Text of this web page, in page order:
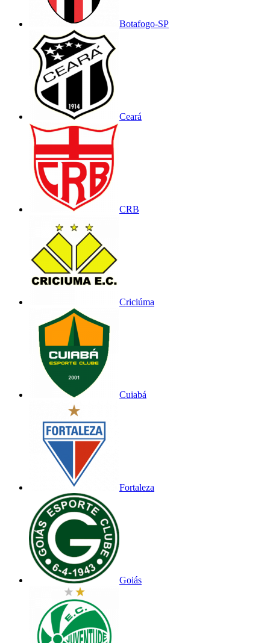
Botafogo-SP
Ceará
CRB
Criciúma
Cuiabá
Fortaleza
Goiás